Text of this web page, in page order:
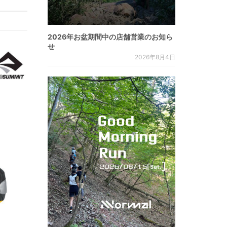
2026年お盆期間中の店舗営業のお知ら
せ
2026年8月4日